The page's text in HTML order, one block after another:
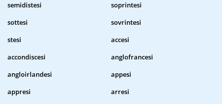
semidistesi
soprintesi
sottesi
sovrintesi
stesi
accesi
accondiscesi
anglofrancesi
angloirlandesi
appesi
appresi
arresi